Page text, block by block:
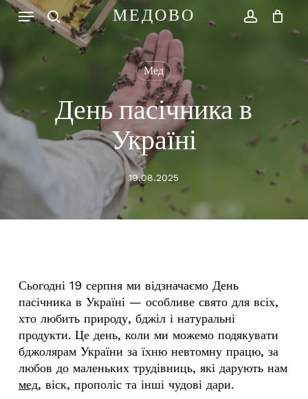
Skip
content
МЕДОВО
search account
Menu
Cart
Мед
День пасічника в
Україні
19.08.2025
Сьогодні 19 серпня ми відзначаємо День
пасічника в Україні — особливе свято для всіх,
хто любить природу, бджіл і натуральні
продукти. Це день, коли ми можемо подякувати
бджолярам України за їхню невтомну працю, за
любов до маленьких трудівниць, які дарують нам
мед, віск, прополіс та інші чудові дари.